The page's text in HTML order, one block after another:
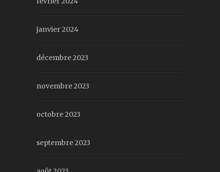
janvier 2024
décembre 2023
novembre 2023
octobre 2023
septembre 2023